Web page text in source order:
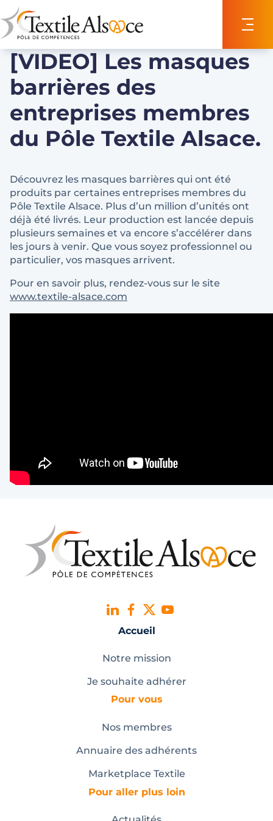
[VIDEO] Les masques
barrières des
entreprises membres
du Pôle Textile Alsace.
Découvrez les masques barrières qui ont été
produits par certaines entreprises membres du
Pôle Textile Alsace. Plus d’un million d’unités ont
déjà été livrés. Leur production est lancée depuis
plusieurs semaines et va encore s’accélérer dans
les jours à venir. Que vous soyez professionnel ou
particulier, vos masques arrivent.
Pour en savoir plus, rendez-vous sur le site
www.textile-alsace.com
Accueil
Notre mission
Je souhaite adhérer
Pour vous
Nos membres
Annuaire des adhérents
Marketplace Textile
Pour aller plus loin
Panneau de gestion des cookies